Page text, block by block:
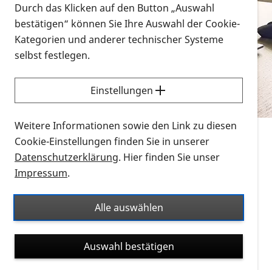
Vorlesen
Alle Infomaterialien in verschiedenen
Formaten an einem Ort
Sie möchten wissen, wie Sie nach Infonmaterial
suchen und dieses bestellen bzw. herunterladen
können? Schauen Sie sich dieErklärvideos zum
Thema Infomaterial auf der PRO RETINA-Website
für blinde und sehbehinderte Menschen an.
Auf dieser Seite finden Sie sämtliches Infomaterial
Ort. Nutzen Sie den Formatfilter, um ausschließlich
nach Flyern und Broschüren, Audios oder Videos zu
suchen. Die meisten Flyer und Broschüren werden in
verschiedenen Formaten angeboten: zur
postalischen Bestellung als gedruckte Variante
Durch das Klicken auf den Button „Auswahl
bestätigen“ können Sie Ihre Auswahl der Cookie-
Kategorien und anderer technischer Systeme
selbst festlegen.
Einstellungen
Weitere Informationen sowie den Link zu diesen
Cookie-Einstellungen finden Sie in unserer
Datenschutzerklärung. Hier finden Sie unser
Impressum.
Alle auswählen
Auswahl bestätigen